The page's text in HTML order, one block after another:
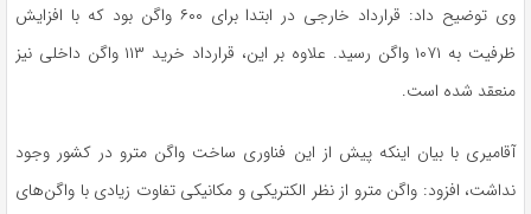
وی توضیح داد: قرارداد خارجی در ابتدا برای ۶۰۰ واگن بود که با افزایش
ظرفیت به ۱۰۷۱ واگن رسید. علاوه بر این، قرارداد خرید ۱۱۳ واگن داخلی نیز
منعقد شده است.
آقامیری با بیان اینکه پیش از این فناوری ساخت واگن مترو در کشور وجود
نداشت، افزود: واگن مترو از نظر الکتریکی و مکانیکی تفاوت زیادی با واگن‌های